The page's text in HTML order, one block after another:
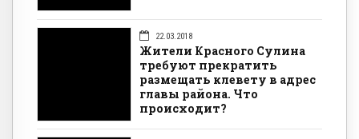
22.03.2018
Жители Красного Сулина
требуют прекратить
размещать клевету в адрес
главы района. Что
происходит?